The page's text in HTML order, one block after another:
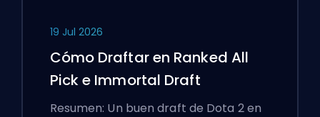
19 Jul 2026
Cómo Draftar en Ranked All
Pick e Immortal Draft
Resumen: Un buen draft de Dota 2 en